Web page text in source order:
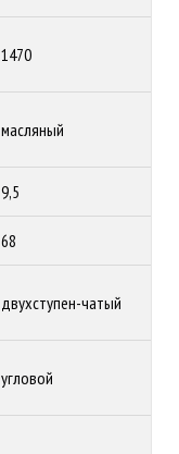
1470
масляный
9,5
68
двухступен-чатый
угловой